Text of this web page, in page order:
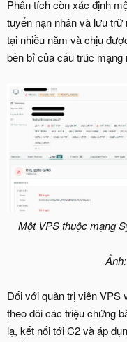
Phân tích còn xác định
tuyển nạn nhân và lưu
tại nhiều năm và chịu
bền bỉ của cấu trúc
Một VPS thuộc mạng
Đối với quản trị viên VPS
theo dõi các triệu chứng
lạ, kết nối tới C2 và áp